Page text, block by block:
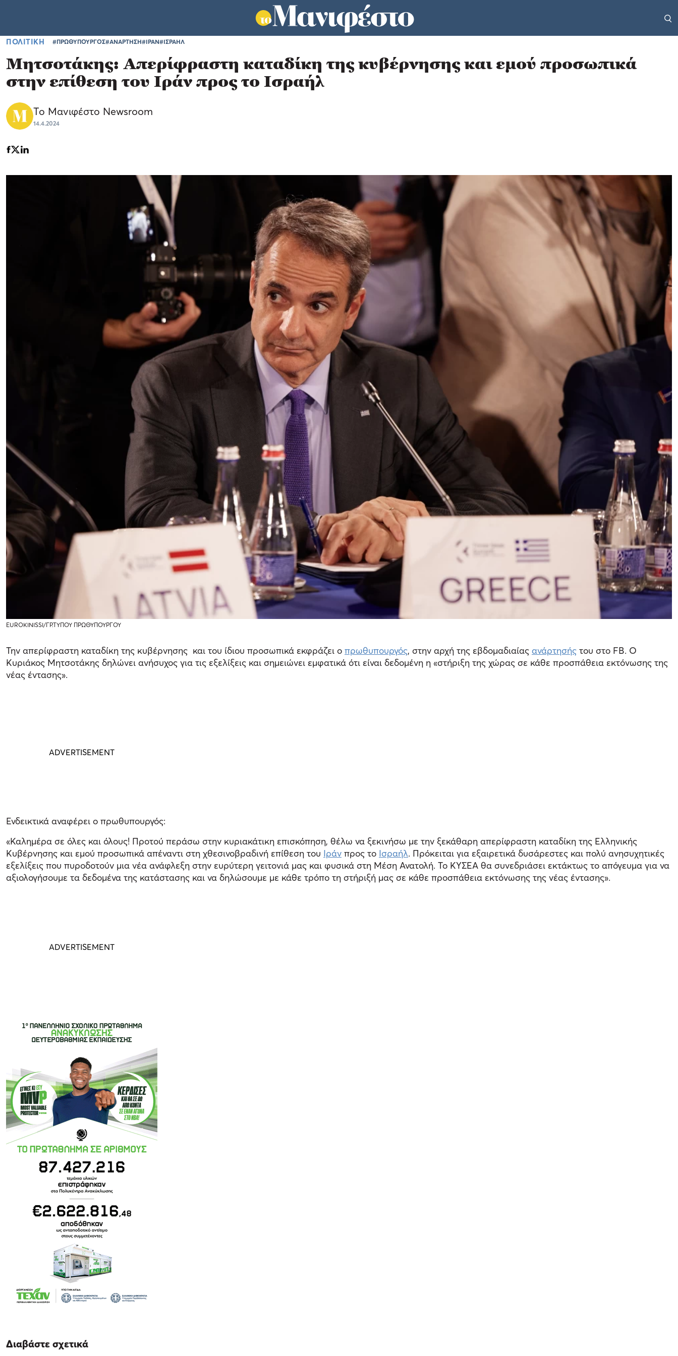
ΠΟΛΙΤΙΚΗ #ΠΡΩΘΥΠΟΥΡΓΟΣ#ΑΝΑΡΤΗΣΗ#ΙΡΑΝ#ΙΣΡΑΗΛ
Μητσοτάκης: Απερίφραστη καταδίκη της κυβέρνησης και εμού προσωπικά
στην επίθεση του Ιράν προς το Ισραήλ
Το Μανιφέστο Newsroom
14.4.2024
EUROKINISSI/ΓΡ.ΤΥΠΟΥ ΠΡΩΘΥΠΟΥΡΓΟΥ
Την απερίφραστη καταδίκη της κυβέρνησης και του ίδιου προσωπικά εκφράζει ο πρωθυπουργός, στην αρχή της εβδομαδιαίας ανάρτησής του στο FB. O
Κυριάκος Μητσοτάκης δηλώνει ανήσυχος για τις εξελίξεις και σημειώνει εμφατικά ότι είναι δεδομένη η «στήριξη της χώρας σε κάθε προσπάθεια εκτόνωσης της
νέας έντασης».
Ενδεικτικά αναφέρει ο πρωθυπουργός:
«Καλημέρα σε όλες και όλους! Προτού περάσω στην κυριακάτικη επισκόπηση, θέλω να ξεκινήσω με την ξεκάθαρη απερίφραστη καταδίκη της Ελληνικής
Kυβέρνησης και εμού προσωπικά απέναντι στη χθεσινοβραδινή επίθεση του Ιράν προς το Ισραήλ. Πρόκειται για εξαιρετικά δυσάρεστες και πολύ ανησυχητικές
εξελίξεις που πυροδοτούν μια νέα ανάφλεξη στην ευρύτερη γειτονιά μας και φυσικά στη Μέση Ανατολή. Το ΚΥΣΕΑ θα συνεδριάσει εκτάκτως το απόγευμα για να
αξιολογήσουμε τα δεδομένα της κατάστασης και να δηλώσουμε με κάθε τρόπο τη στήριξή μας σε κάθε προσπάθεια εκτόνωσης της νέας έντασης».
Διαβάστε σχετικά